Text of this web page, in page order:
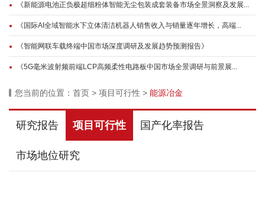
《新能源电池正负极超细粉体智能无尘包装成套装备市场全景洞察及发展...
《国际AI全域智能水下立体清洁机器人销售收入与销量逐年增长，高端...
《智能网联车载终端中国市场深度调研及发展趋势预测报告》
《5G毫米波射频前端LCP高频柔性电路板中国市场全景调研与前景展...
您当前的位置： 首页 > 项目可行性 > 能源冶金
研究报告 项目可行性 国产化率报告
市场地位研究